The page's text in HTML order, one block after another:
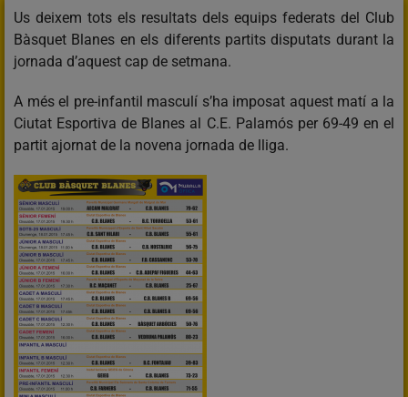
Us deixem tots els resultats dels equips federats del Club
Bàsquet Blanes en els diferents partits disputats durant la
jornada d’aquest cap de setmana.
A més el pre-infantil masculí s’ha imposat aquest matí a la
Ciutat Esportiva de Blanes al C.E. Palamós per 69-49 en el
partit ajornat de la novena jornada de lliga.